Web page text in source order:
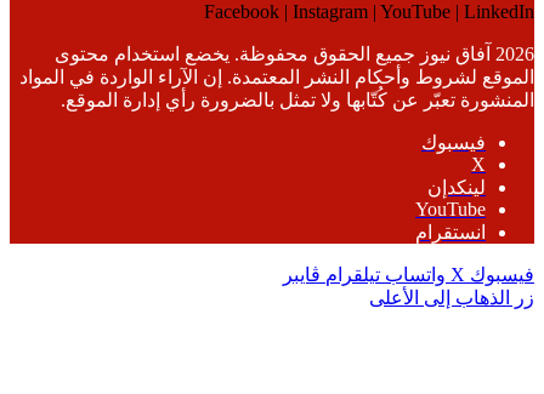
Facebook | Instagram | YouTube | LinkedIn
2026 آفاق نيوز جميع الحقوق محفوظة. يخضع استخدام محتوى
الموقع لشروط وأحكام النشر المعتمدة. إن الآراء الواردة في المواد
المنشورة تعبّر عن كُتّابها ولا تمثل بالضرورة رأي إدارة الموقع.
فيسبوك
‫X
لينكدإن
‫YouTube
انستقرام
فيسبوك ‫X واتساب تيلقرام ڤايبر
زر الذهاب إلى الأعلى